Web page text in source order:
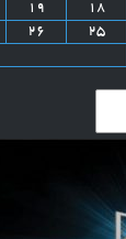
18
19
25
26